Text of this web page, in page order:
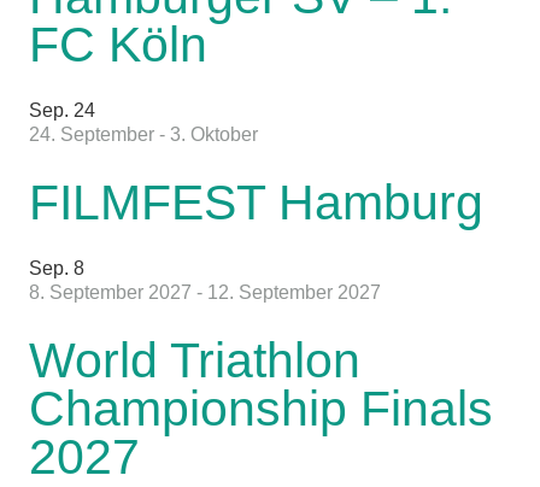
FC Köln
Sep. 24
24. September - 3. Oktober
FILMFEST Hamburg
Sep. 8
8. September 2027 - 12. September 2027
World Triathlon
Championship Finals
2027